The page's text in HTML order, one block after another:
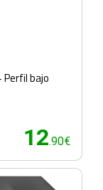
Perfil bajo
12.90€